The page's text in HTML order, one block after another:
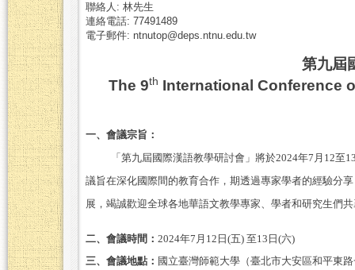
聯絡人: 林先生
連絡電話: 77491489
電子郵件: ntnutop@deps.ntnu.edu.tw
第九屆
The 9th International Conference
一、會議宗旨：
「 第九屆國際漢語教學研討會 」 將於2024年7 月 12至
議旨在深化國際間的教育合作，期透過專家學者的經驗分
展，竭誠歡迎全球各地華語文教學專家、學者和研究生們
二、會議時間： 2024年7 月 12 日 (五) 至13 日 (六)
三、會議地點： 國立臺灣師範大學（臺北市大安區和平東